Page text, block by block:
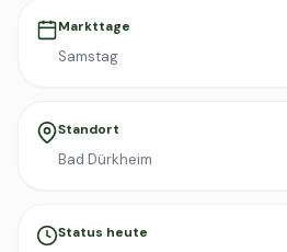
Markttage
Samstag
Standort
Bad Dürkheim
Status heute